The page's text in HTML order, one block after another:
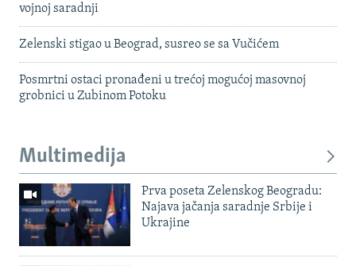
vojnoj saradnji
Zelenski stigao u Beograd, susreo se sa Vučićem
Posmrtni ostaci pronađeni u trećoj mogućoj masovnoj
grobnici u Zubinom Potoku
Multimedija
Prva poseta Zelenskog Beogradu:
Najava jačanja saradnje Srbije i
Ukrajine